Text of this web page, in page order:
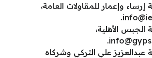
وإعمار للمقاولات العامة،
.
الجبس الأهلية،
.
عبدالعزيز علي التركي وشركاه